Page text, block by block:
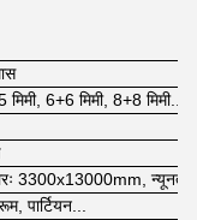
6+6 मिमी, 8+8 मिमी...
3300x13000mm,
पार्टियन...